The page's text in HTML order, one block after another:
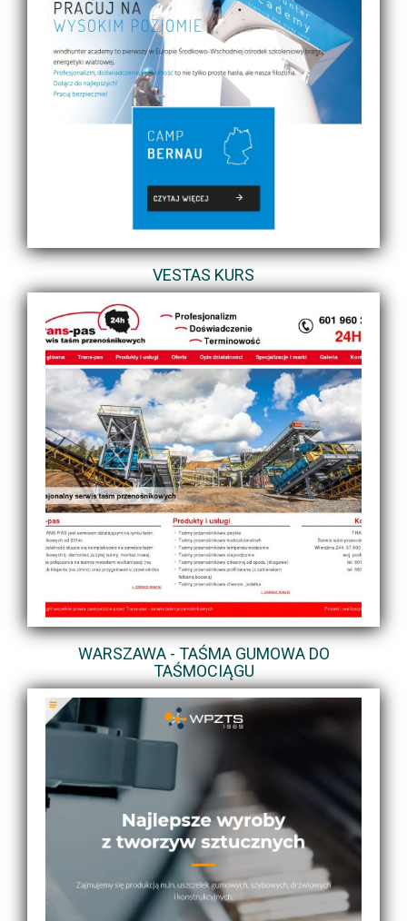
VESTAS KURS
WARSZAWA - TAŚMA GUMOWA DO
TAŚMOCIĄGU